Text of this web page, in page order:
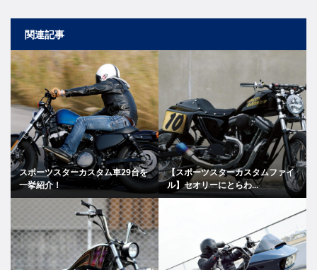
関連記事
スポーツスターカスタム車29台を
一挙紹介！
【スポーツスターカスタムファイ
ル】セオリーにとらわ...